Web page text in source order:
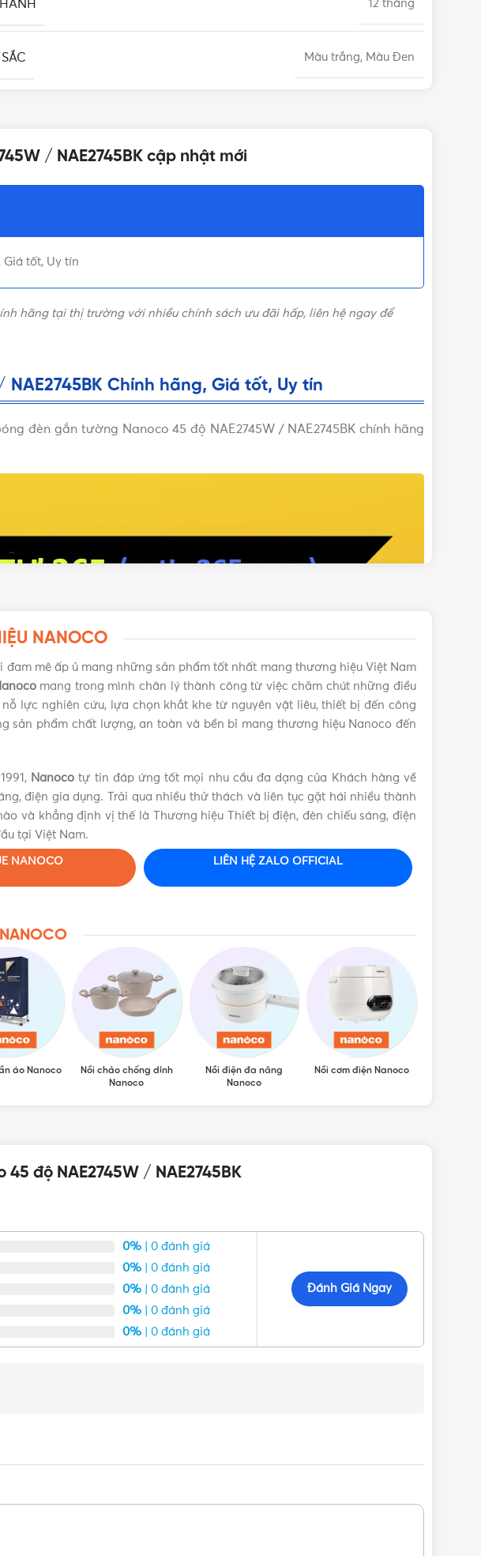
12 tháng
Màu trắng, Màu Đen
/ NAE2745BK cập nhật mới
Giá tốt, Uy tín
hãng tại thị trường với nhiều chính sách ưu đãi hấp, liên hệ ngay để
Chính hãng, Giá tốt, Uy tín
đèn gắn tường Nanoco 45 độ NAE2745W / NAE2745BK chính hãng
hiệu uy tín như Panasonic, Nanoco, MPE, Schneider, Sino Vanlock,
giá tốt, hỗ trợ giao hàng nhanh ở các tỉnh đáp cùng nhiều chương trình
NANOCO
đam mê ấp ủ mang những sản phẩm tốt nhất mang thương hiệu Việt Nam
mang trong mình chân lý thành công từ việc chăm chút những điều
lực nghiên cứu, lựa chọn khắt khe từ nguyên vật liêu, thiết bị đến công
sản phẩm chất lượng, an toàn và bền bỉ mang thương hiệu Nanoco đến
Nanoco tự tin đáp ứng tốt mọi nhu cầu đa dạng của Khách hàng về
điện gia dụng. Trải qua nhiều thử thách và liên tục gặt hái nhiều thành
và khẳng định vị thế là Thương hiệu Thiết bị điện, đèn chiếu sáng, điện
tại Việt Nam.
NANOCO LIÊN HỆ ZALO OFFICIAL
áo Nanoco
Nồi chảo chống dính
Nanoco
Nồi điện đa năng
Nanoco
Nồi cơm điện Nanoco
độ NAE2745W / NAE2745BK
0% | 0 đánh giá
0% | 0 đánh giá
0% | 0 đánh giá
0% | 0 đánh giá
0% | 0 đánh giá
Đánh Giá Ngay